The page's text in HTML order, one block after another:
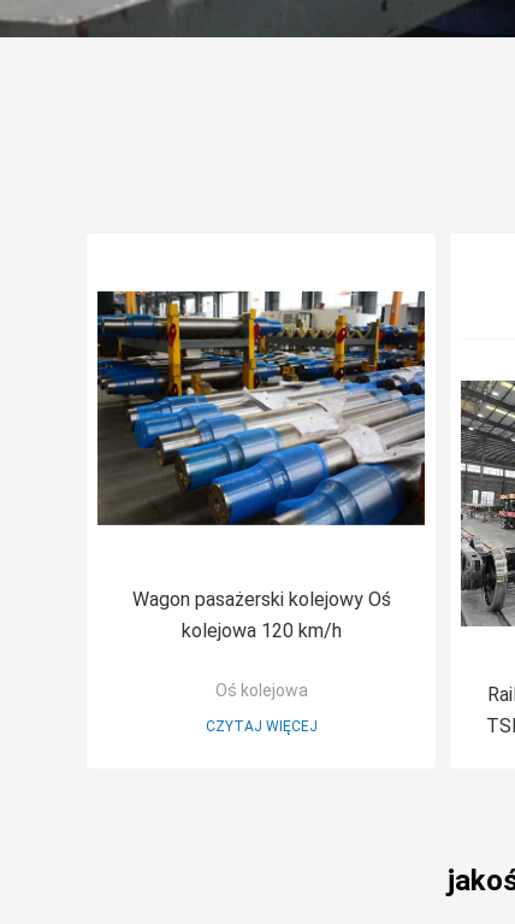
Wagon pasażerski kolejowy Oś
kolejowa 120 km/h
Oś kolejowa
CZYTAJ WIĘCEJ